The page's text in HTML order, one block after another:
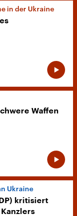
in der Ukraine
Waffen
Ukraine
kritisiert